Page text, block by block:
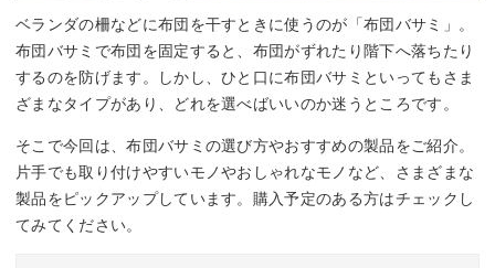
ベランダの柵などに布団を干すときに使うのが「布団バサミ」。
布団バサミで布団を固定すると、布団がずれたり階下へ落ちたり
するのを防げます。しかし、ひと口に布団バサミといってもさま
ざまなタイプがあり、どれを選べばいいのか迷うところです。
そこで今回は、布団バサミの選び方やおすすめの製品をご紹介。
片手でも取り付けやすいモノやおしゃれなモノなど、さまざまな
製品をピックアップしています。購入予定のある方はチェックし
てみてください。